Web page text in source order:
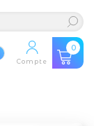
Compte
0